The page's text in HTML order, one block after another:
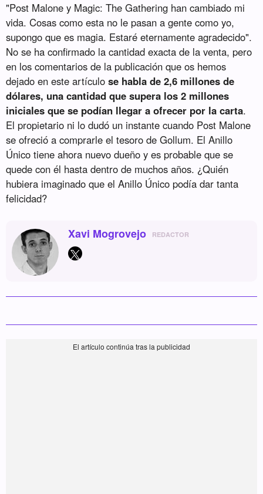
"Post Malone y Magic: The Gathering han cambiado mi
vida. Cosas como esta no le pasan a gente como yo,
supongo que es magia. Estaré eternamente agradecido".
No se ha confirmado la cantidad exacta de la venta, pero
en los comentarios de la publicación que os hemos
dejado en este artículose habla de 2,6 millones de
dólares, una cantidad que supera los 2 millones
iniciales que se podían llegar a ofrecer por la carta.
El propietario ni lo dudó un instante cuando Post Malone
se ofreció a comprarle el tesoro de Gollum. El Anillo
Único tiene ahora nuevo dueño y es probable que se
quede con él hasta dentro de muchos años. ¿Quién
hubiera imaginado que el Anillo Único podía dar tanta
felicidad?
Xavi Mogrovejo REDACTOR